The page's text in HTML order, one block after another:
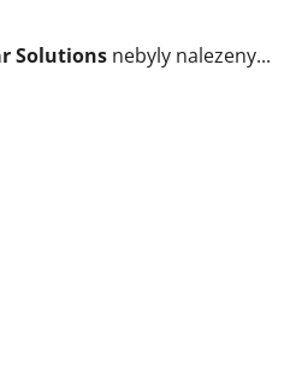
Solutions nebyly nalezeny...